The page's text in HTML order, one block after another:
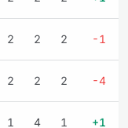
2 2 2 -1
2 2 2 -4
1 4 1 +1